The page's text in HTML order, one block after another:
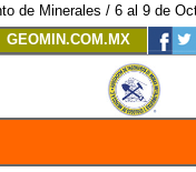
Minerales / 6 al 9 de
GEOMIN.COM.MX